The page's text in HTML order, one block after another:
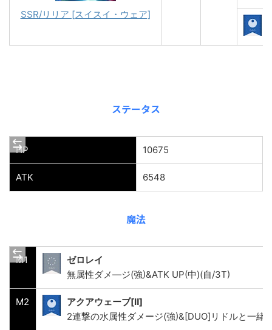
SSR/リリア [スイスイ・ウェア]
ステータス
HP 10675
ATK 6548
魔法
M1
ゼロレイ
無属性ダメ―ジ(強)&ATK UP(中)(自/3T)
M2
アクアウェーブ[Ⅱ]
2連撃の水属性ダメージ(強)&[DUO]リドルと一緒